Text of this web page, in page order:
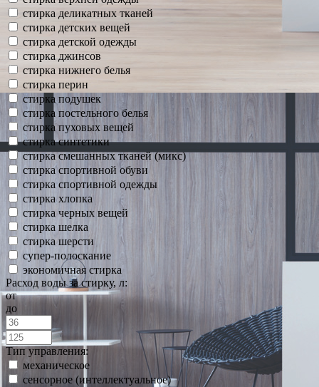
стирка деликатных тканей
стирка детских вещей
стирка детской одежды
стирка джинсов
стирка нижнего белья
стирка перин
стирка подушек
стирка постельного белья
стирка пуховых вещей
стирка синтетики
стирка смешанных тканей (микс)
стирка спортивной обуви
стирка спортивной одежды
стирка хлопка
стирка черных вещей
стирка шелка
стирка шерсти
супер-полоскание
экономичная стирка
Расход воды за стирку, л:
от
до
Тип управления:
механическое
сенсорное (интеллектуальное)